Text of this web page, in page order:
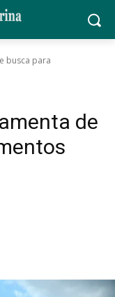
busca para
de